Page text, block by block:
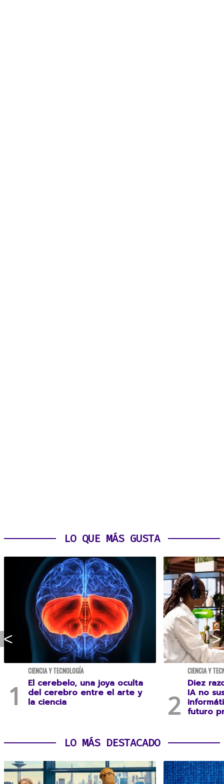
LO QUE MÁS GUSTA
CIENCIA Y TECNOLOGÍA
El cerebelo, una joya oculta
del cerebro entre el arte y
la ciencia
CIENCIA Y
Diez
IA no
futuro
LO MÁS DESTACADO